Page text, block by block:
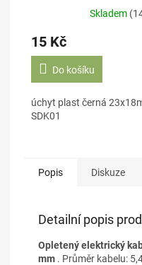
Skladem
15 Kč
Do košíku
úchyt plast černá
SDK01
Popis Diskuze
Detailní popis
Opletený elektrický
mm . Průměr kabelu: